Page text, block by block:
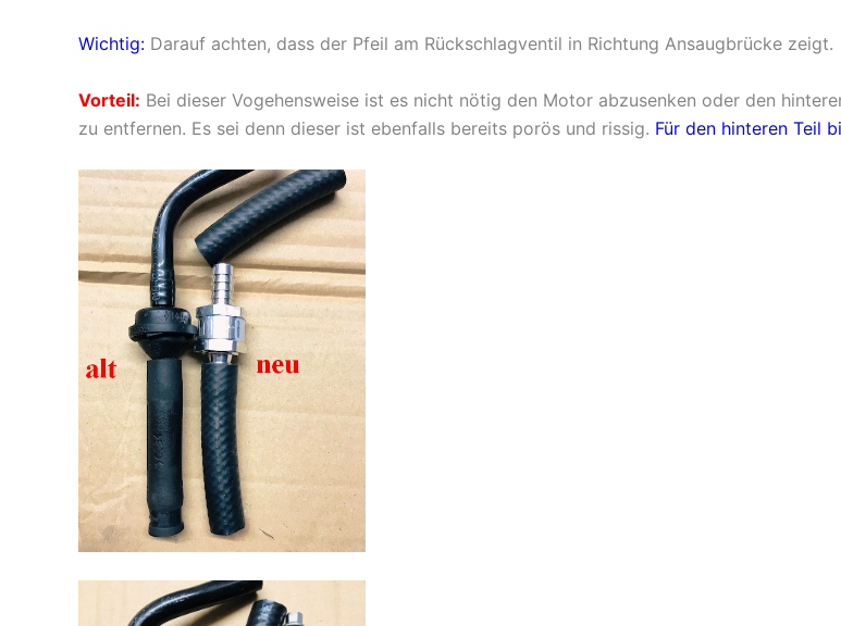
Wichtig: Darauf achten, dass der Pfeil am Rückschlagventil in Richtung Ansaugbrücke zeigt.
Vorteil: Bei dieser Vogehensweise ist es nicht nötig den Motor abzusenken oder den
zu entfernen. Es sei denn dieser ist ebenfalls bereits porös und rissig. Für den hinteren Teil